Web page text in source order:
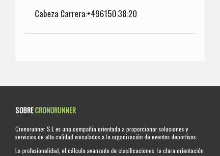
Cabeza Carrera:+496150:38:20
SOBRECRONORUNNER
Cronorunner S.L es una compañia orientada a proporcionar soluciones y
servicios de alta calidad vinculados a la organización de eventos deportivos.
La profesionalidad, el cálculo avanzado de clasificaciones, la clara orientación